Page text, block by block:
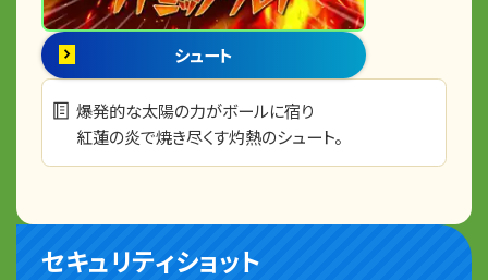
シュート
爆発的な太陽の力がボールに宿り
紅蓮の炎で焼き尽くす灼熱のシュート。
セキュリティショット